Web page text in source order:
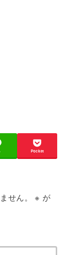
Pocket
せん。 ※ が